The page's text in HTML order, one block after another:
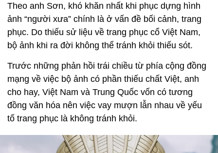
Theo anh Sơn, khó khăn nhất khi phục dựng hình
ảnh “người xưa” chính là ở vấn đề bối cảnh, trang
phục. Do thiếu sử liệu về trang phục cổ Việt Nam,
bộ ảnh khi ra đời không thể tránh khỏi thiếu sót.
Trước những phản hồi trái chiều từ phía cộng đồng
mạng về việc bộ ảnh có phần thiếu chất Việt, anh
cho hay, Việt Nam và Trung Quốc vốn có tương
đồng văn hóa nên việc vay mượn lẫn nhau về yếu
tố trang phục là không tránh khỏi.